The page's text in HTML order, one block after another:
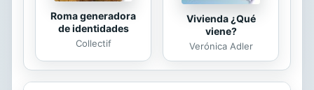
Roma generadora
de identidades
Collectif
Vivienda ¿Qué
viene?
Verónica Adler